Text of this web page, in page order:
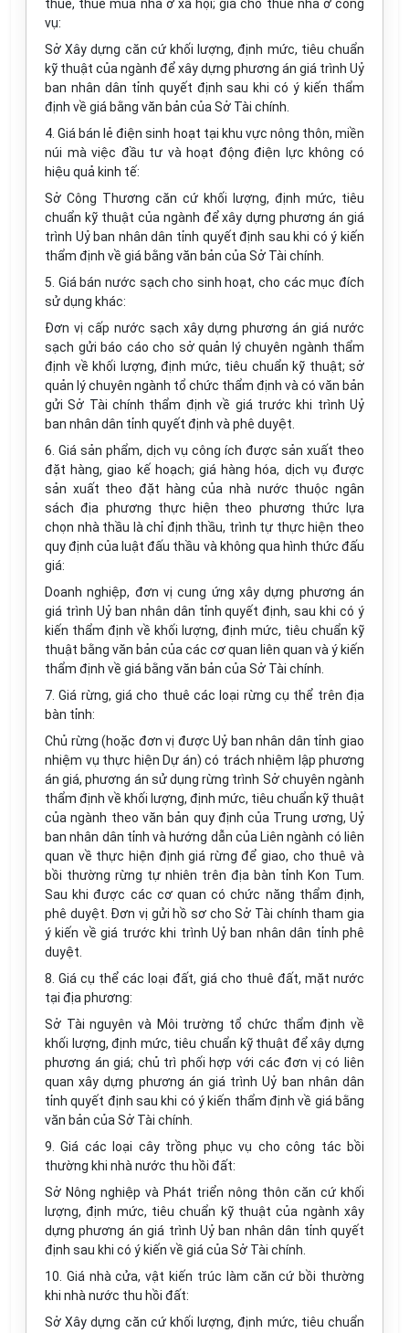
thuê, thuê mua nhà ở xã hội; giá cho thuê nhà ở công
vụ:
Sở Xây dựng căn cứ khối lượng, định mức, tiêu chuẩn
kỹ thuật của ngành để xây dựng phương án giá trình Uỷ
ban nhân dân tỉnh quyết định sau khi có ý kiến thẩm
định về giá bằng văn bản của Sở Tài chính.
4. Giá bán lẻ điện sinh hoạt tại khu vực nông thôn, miền
núi mà việc đầu tư và hoạt động điện lực không có
hiệu quả kinh tế:
Sở Công Thương căn cứ khối lượng, định mức, tiêu
chuẩn kỹ thuật của ngành để xây dựng phương án giá
trình Uỷ ban nhân dân tỉnh quyết định sau khi có ý kiến
thẩm định về giá bằng văn bản của Sở Tài chính.
5. Giá bán nước sạch cho sinh hoạt, cho các mục đích
sử dụng khác:
Đơn vị cấp nước sạch xây dựng phương án giá nước
sạch gửi báo cáo cho sở quản lý chuyên ngành thẩm
định về khối lượng, định mức, tiêu chuẩn kỹ thuật; sở
quản lý chuyên ngành tổ chức thẩm định và có văn bản
gửi Sở Tài chính thẩm định về giá trước khi trình Uỷ
ban nhân dân tỉnh quyết định và phê duyệt.
6. Giá sản phẩm, dịch vụ công ích được sản xuất theo
đặt hàng, giao kế hoạch; giá hàng hóa, dịch vụ được
sản xuất theo đặt hàng của nhà nước thuộc ngân
sách địa phương thực hiện theo phương thức lựa
chọn nhà thầu là chỉ định thầu, trình tự thực hiện theo
quy định của luật đấu thầu và không qua hình thức đấu
giá:
Doanh nghiệp, đơn vị cung ứng xây dựng phương án
giá trình Uỷ ban nhân dân tỉnh quyết định, sau khi có ý
kiến thẩm định về khối lượng, định mức, tiêu chuẩn kỹ
thuật bằng văn bản của các cơ quan liên quan và ý kiến
thẩm định về giá bằng văn bản của Sở Tài chính.
7. Giá rừng, giá cho thuê các loại rừng cụ thể trên địa
bàn tỉnh:
Chủ rừng (hoặc đơn vị được Uỷ ban nhân dân tỉnh giao
nhiệm vụ thực hiện Dự án) có trách nhiệm lập phương
án giá, phương án sử dụng rừng trình Sở chuyên ngành
thẩm định về khối lượng, định mức, tiêu chuẩn kỹ thuật
của ngành theo văn bản quy định của Trung ương, Uỷ
ban nhân dân tỉnh và hướng dẫn của Liên ngành có liên
quan về thực hiện định giá rừng để giao, cho thuê và
bồi thường rừng tự nhiên trên địa bàn tỉnh Kon Tum.
Sau khi được các cơ quan có chức năng thẩm định,
phê duyệt. Đơn vị gửi hồ sơ cho Sở Tài chính tham gia
ý kiến về giá trước khi trình Uỷ ban nhân dân tỉnh phê
duyệt.
8. Giá cụ thể các loại đất, giá cho thuê đất, mặt nước
tại địa phương:
Sở Tài nguyên và Môi trường tổ chức thẩm định về
khối lượng, định mức, tiêu chuẩn kỹ thuật để xây dựng
phương án giá; chủ trì phối hợp với các đơn vị có liên
quan xây dựng phương án giá trình Uỷ ban nhân dân
tỉnh quyết định sau khi có ý kiến thẩm định về giá bằng
văn bản của Sở Tài chính.
9. Giá các loại cây trồng phục vụ cho công tác bồi
thường khi nhà nước thu hồi đất:
Sở Nông nghiệp và Phát triển nông thôn căn cứ khối
lượng, định mức, tiêu chuẩn kỹ thuật của ngành xây
dựng phương án giá trình Uỷ ban nhân dân tỉnh quyết
định sau khi có ý kiến về giá của Sở Tài chính.
10. Giá nhà cửa, vật kiến trúc làm căn cứ bồi thường
khi nhà nước thu hồi đất:
Sở Xây dựng căn cứ khối lượng, định mức, tiêu chuẩn